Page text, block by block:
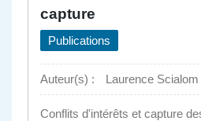
capture
Publications
Auteur(s) : Laurence Scialom
Conflits d'intérêts et capture